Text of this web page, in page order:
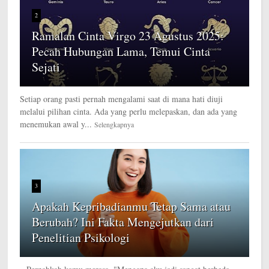
2
Ramalan Cinta Virgo 23 Agustus 2025:
Pecah Hubungan Lama, Temui Cinta
Sejati
Setiap orang pasti pernah mengalami saat di mana hati diuji
melalui pilihan cinta. Ada yang perlu melepaskan, dan ada yang
menemukan awal y... Selengkapnya
3
Apakah Kepribadianmu Tetap Sama atau
Berubah? Ini Fakta Mengejutkan dari
Penelitian Psikologi